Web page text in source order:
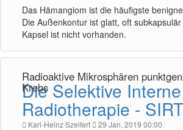
Das Hämangiom ist die häufigste
Die Außenkontur ist glatt, oft
Kapsel ist nicht vorhanden.
Radioaktive Mikrosphären
Krebs
Die Selektive Interne
Radiotherapie - SIRT
Karl-Heinz Szeifert 29 Jan, 2019 00:00